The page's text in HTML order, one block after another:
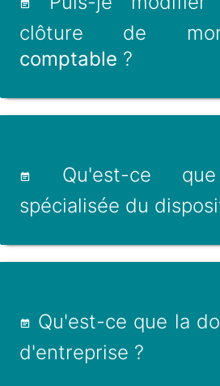
clôture de
comptable ?
Qu'est-ce
spécialisée du
Qu'est-ce que la
d'entreprise ?